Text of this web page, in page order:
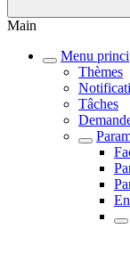
Main
Menu
Thèmes
Tâches